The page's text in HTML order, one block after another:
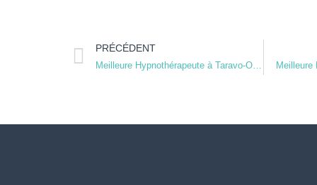
PRÉCÉDENT
Meilleure